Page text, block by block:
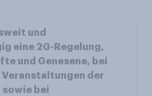
und
eine 2G-Regelung,
und Genesene, bei
Veranstaltungen der
sowie bei